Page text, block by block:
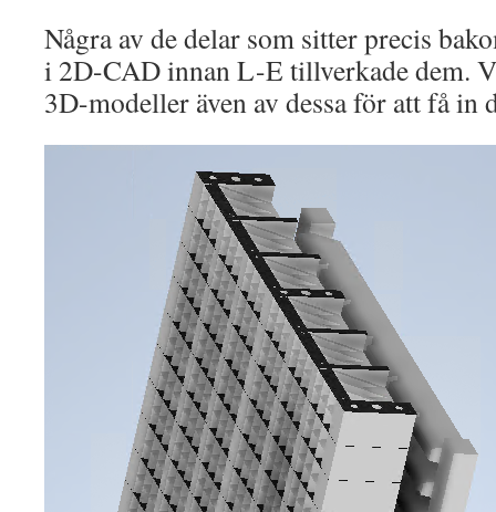
Några av de delar som sitter precis
i 2D-CAD innan L-E tillverkade dem.
3D-modeller även av dessa för att få in